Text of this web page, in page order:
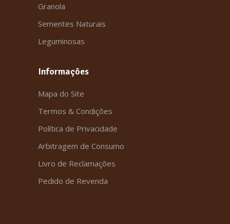
Granola
Sementes Naturais
Leguminosas
Informações
Mapa do Site
Termos & Condições
Política de Privacidade
Arbitragem de Consumo
Livro de Reclamações
Pedido de Revenda